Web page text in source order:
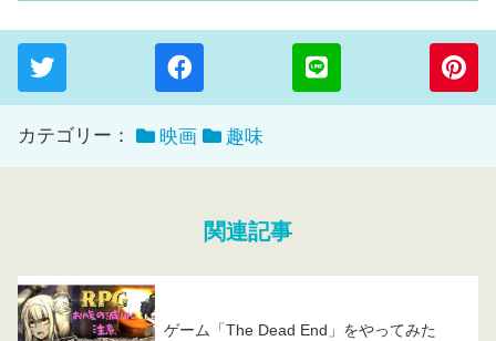
カテゴリー： 映画 趣味
関連記事
ゲーム「The Dead End」をやってみた